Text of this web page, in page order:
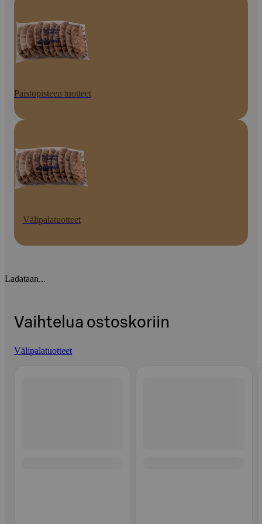
Paistopisteen tuotteet
Välipalatuotteet
Ladataan...
Vaihtelua ostoskoriin
Välipalatuotteet